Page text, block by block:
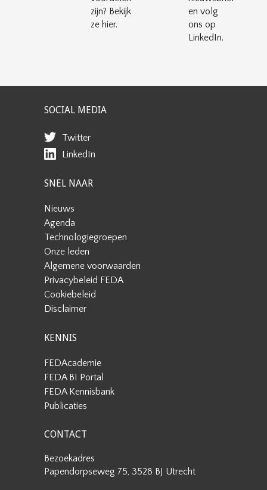
zijn? Bekijk
ze hier.
en volg
ons op
LinkedIn.
SOCIAL MEDIA
Twitter
LinkedIn
SNEL NAAR
Nieuws
Agenda
Technologiegroepen
Onze leden
Algemene voorwaarden
Privacybeleid FEDA
Cookiebeleid
Disclaimer
KENNIS
FEDAcademie
FEDA BI Portal
FEDA Kennisbank
Publicaties
CONTACT
Bezoekadres
Papendorpseweg 75, 3528 BJ Utrecht